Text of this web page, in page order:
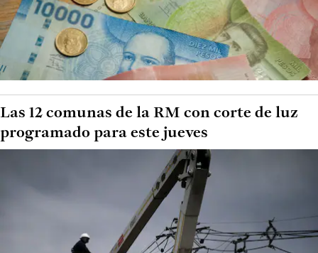
Las 12 comunas de la RM con corte de luz
programado para este jueves